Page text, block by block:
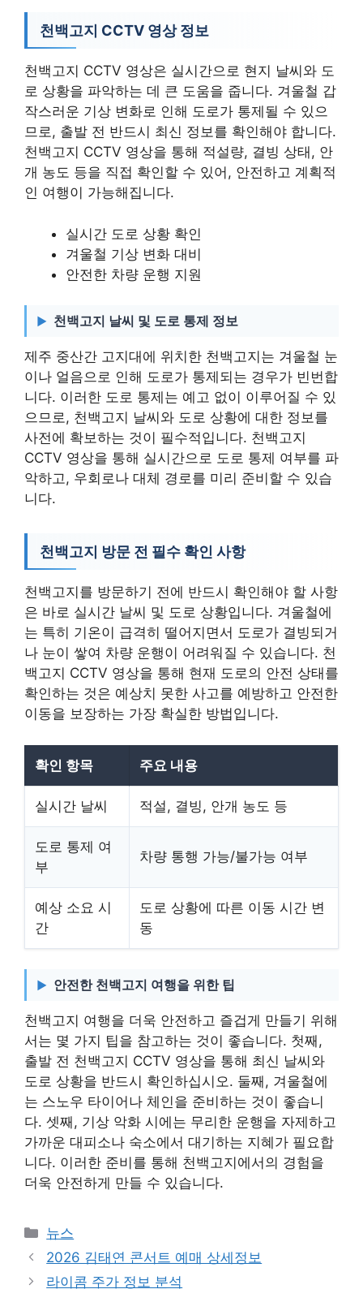
천백고지 CCTV 영상 정보
천백고지 CCTV 영상은 실시간으로 현지 날씨와 도
로 상황을 파악하는 데 큰 도움을 줍니다. 겨울철 갑
작스러운 기상 변화로 인해 도로가 통제될 수 있으
므로, 출발 전 반드시 최신 정보를 확인해야 합니다.
천백고지 CCTV 영상을 통해 적설량, 결빙 상태, 안
개 농도 등을 직접 확인할 수 있어, 안전하고 계획적
인 여행이 가능해집니다.
실시간 도로 상황 확인
겨울철 기상 변화 대비
안전한 차량 운행 지원
천백고지 날씨 및 도로 통제 정보
제주 중산간 고지대에 위치한 천백고지는 겨울철 눈
이나 얼음으로 인해 도로가 통제되는 경우가 빈번합
니다. 이러한 도로 통제는 예고 없이 이루어질 수 있
으므로, 천백고지 날씨와 도로 상황에 대한 정보를
사전에 확보하는 것이 필수적입니다. 천백고지
CCTV 영상을 통해 실시간으로 도로 통제 여부를 파
악하고, 우회로나 대체 경로를 미리 준비할 수 있습
니다.
천백고지 방문 전 필수 확인 사항
천백고지를 방문하기 전에 반드시 확인해야 할 사항
은 바로 실시간 날씨 및 도로 상황입니다. 겨울철에
는 특히 기온이 급격히 떨어지면서 도로가 결빙되거
나 눈이 쌓여 차량 운행이 어려워질 수 있습니다. 천
백고지 CCTV 영상을 통해 현재 도로의 안전 상태를
확인하는 것은 예상치 못한 사고를 예방하고 안전한
이동을 보장하는 가장 확실한 방법입니다.
확인 항목 주요 내용
실시간 날씨 적설, 결빙, 안개 농도 등
도로 통제 여
부
차량 통행 가능/불가능 여부
예상 소요 시
간
도로 상황에 따른 이동 시간 변
동
안전한 천백고지 여행을 위한 팁
천백고지 여행을 더욱 안전하고 즐겁게 만들기 위해
서는 몇 가지 팁을 참고하는 것이 좋습니다. 첫째,
출발 전 천백고지 CCTV 영상을 통해 최신 날씨와
도로 상황을 반드시 확인하십시오. 둘째, 겨울철에
는 스노우 타이어나 체인을 준비하는 것이 좋습니
다. 셋째, 기상 악화 시에는 무리한 운행을 자제하고
가까운 대피소나 숙소에서 대기하는 지혜가 필요합
니다. 이러한 준비를 통해 천백고지에서의 경험을
더욱 안전하게 만들 수 있습니다.
카
테
뉴스
2026 김태연 콘서트 예매 상세정보
라이콤 주가 정보 분석